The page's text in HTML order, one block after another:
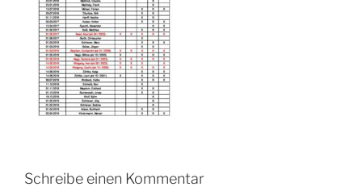
Schreibe einen Kommentar